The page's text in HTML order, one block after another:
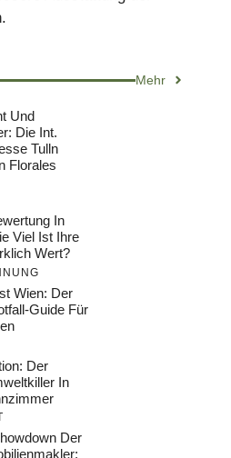
Mehr
Und
Die Int.
Tulln
Florales
In
Viel Ist Ihre
Wert?
Wien: Der
Guide Für
Der
In
Der